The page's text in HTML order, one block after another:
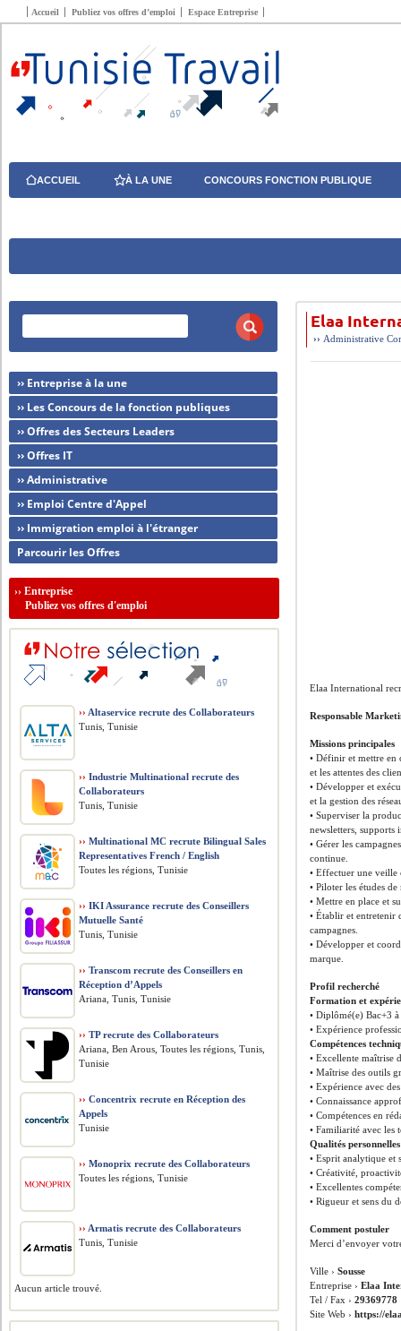
Accueil Publiez vos offres d’emploi Espace Entreprise
ACCUEIL À LA UNE CONCOURS FONCTION PUBLIQUE
Elaa
›› Administrative
Elaa International
Responsable
Missions principales
• Définir et mettre en
et les attentes des
• Développer et
et la gestion des
• Superviser la
newsletters, supports
• Gérer les
continue.
• Effectuer une veille
• Piloter les études
• Mettre en place et
• Établir et entretenir
campagnes.
• Développer et
marque.
Profil recherché
Formation et
• Diplômé(e) Bac+3
• Expérience
Compétences
• Excellente maîtrise
• Maîtrise des outils
• Expérience avec
• Connaissance
• Compétences en
• Familiarité avec
Qualités personnelles
• Esprit analytique et
• Créativité,
• Excellentes
• Rigueur et sens du
Comment postuler
Merci d’envoyer
Ville ›Sousse
Entreprise ›Elaa
Tel / Fax ›29369778
Site Web ›https://
›› Entreprise à la une
›› Les Concours de la fonction publiques
›› Offres des Secteurs Leaders
›› Offres IT
›› Administrative
›› Emploi Centre d'Appel
›› Immigration emploi à l'étranger
Parcourir les Offres
››Entreprise
Publiez vos offres d'emploi
›› Altaservice recrute des Collaborateurs
Tunis, Tunisie
›› Industrie Multinational recrute des
Collaborateurs
Tunis, Tunisie
›› Multinational MC recrute Bilingual Sales
Representatives French / English
Toutes les régions, Tunisie
›› IKI Assurance recrute des Conseillers
Mutuelle Santé
Tunis, Tunisie
›› Transcom recrute des Conseillers en
Réception d’Appels
Ariana, Tunis, Tunisie
›› TP recrute des Collaborateurs
Ariana, Ben Arous, Toutes les régions, Tunis,
Tunisie
›› Concentrix recrute en Réception des
Appels
Tunisie
›› Monoprix recrute des Collaborateurs
Toutes les régions, Tunisie
›› Armatis recrute des Collaborateurs
Tunis, Tunisie
Aucun article trouvé.